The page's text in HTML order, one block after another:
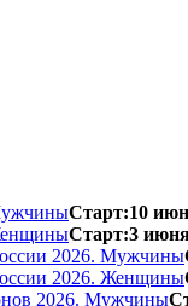
Старт:10
Старт:3
2026. Мужчины
2026. Женщины
2026. Мужчины